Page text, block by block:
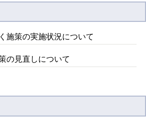
施策の実施状況について
の見直しについて